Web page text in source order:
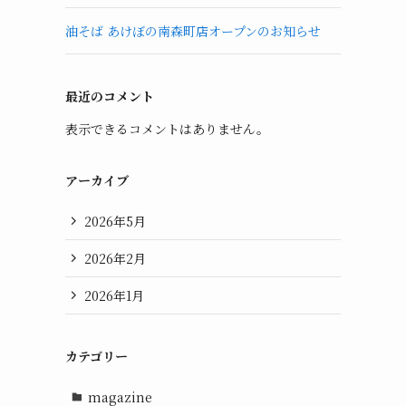
油そば あけぼの南森町店オープンのお知らせ
最近のコメント
表示できるコメントはありません。
アーカイブ
2026年5月
2026年2月
2026年1月
カテゴリー
magazine